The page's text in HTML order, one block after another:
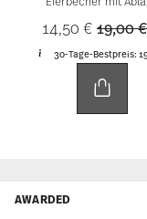
14,50 €Price
19,00
30-Tage-Bestpreis:
AWARDED